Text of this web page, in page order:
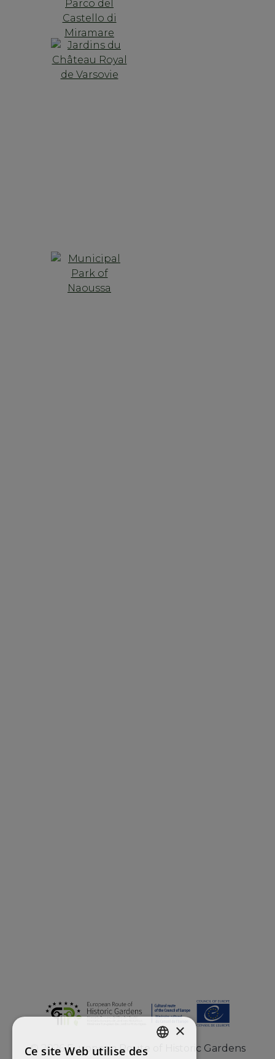
© 2026 European Route of Historic Gardens
×
Ce site Web utilise des